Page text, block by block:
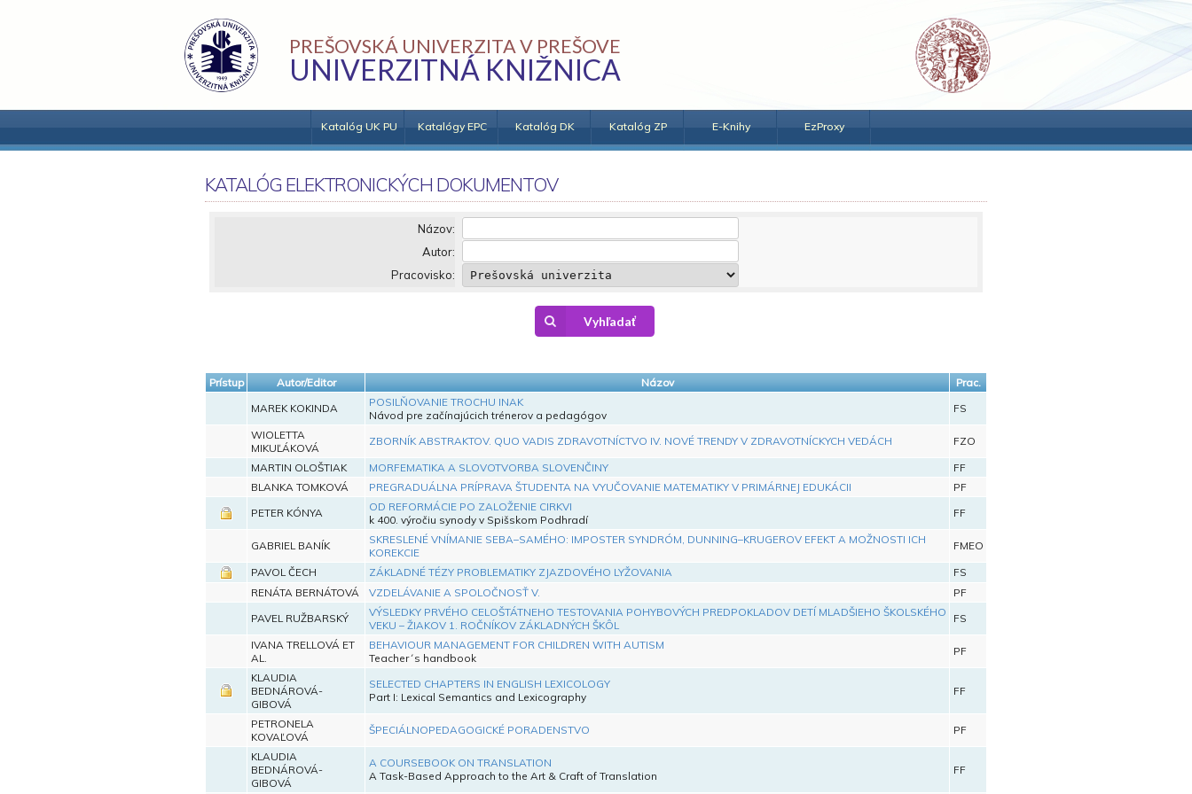
PREŠOVSKÁ UNIVERZITA V PREŠOVE
UNIVERZITNÁ KNIŽNICA
Katalóg UK PU Katalógy EPC Katalóg DK Katalóg ZP E-Knihy EzProxy
KATALÓG ELEKTRONICKÝCH DOKUMENTOV
Názov:
Autor:
Pracovisko:
Vyhľadať
Prístup Autor/Editor Názov
Prac.
MAREK KOKINDA
POSILŇOVANIE TROCHU INAK
Návod pre začínajúcich trénerov a pedagógov
FS
WIOLETTA
MIKUĽÁKOVÁ
ZBORNÍK ABSTRAKTOV. QUO VADIS ZDRAVOTNÍCTVO IV. NOVÉ TRENDY V ZDRAVOTNÍCKYCH VEDÁCH
FZO
MARTIN OLOŠTIAK
MORFEMATIKA A SLOVOTVORBA SLOVENČINY
FF
BLANKA TOMKOVÁ
PREGRADUÁLNA PRÍPRAVA ŠTUDENTA NA VYUČOVANIE MATEMATIKY V PRIMÁRNEJ EDUKÁCII
PF
PETER KÓNYA
OD REFORMÁCIE PO ZALOŽENIE CIRKVI
k 400. výročiu synody v Spišskom Podhradí
FF
GABRIEL BANÍK
SKRESLENÉ VNÍMANIE SEBA–SAMÉHO: IMPOSTER SYNDRÓM, DUNNING–KRUGEROV EFEKT A MOŽNOSTI ICH
KOREKCIE
FMEO
PAVOL ČECH
ZÁKLADNÉ TÉZY PROBLEMATIKY ZJAZDOVÉHO LYŽOVANIA
FS
RENÁTA BERNÁTOVÁ
VZDELÁVANIE A SPOLOČNOSŤ V.
PF
PAVEL RUŽBARSKÝ
VÝSLEDKY PRVÉHO CELOŠTÁTNEHO TESTOVANIA POHYBOVÝCH PREDPOKLADOV DETÍ MLADŠIEHO ŠKOLSKÉHO
VEKU – ŽIAKOV 1. ROČNÍKOV ZÁKLADNÝCH ŠKÔL
FS
IVANA TRELLOVÁ ET
AL.
BEHAVIOUR MANAGEMENT FOR CHILDREN WITH AUTISM
Teacher´s handbook
PF
KLAUDIA
BEDNÁROVÁ-
GIBOVÁ
SELECTED CHAPTERS IN ENGLISH LEXICOLOGY
Part I: Lexical Semantics and Lexicography
FF
PETRONELA
KOVAĽOVÁ
ŠPECIÁLNOPEDAGOGICKÉ PORADENSTVO
PF
KLAUDIA
BEDNÁROVÁ-
GIBOVÁ
A COURSEBOOK ON TRANSLATION
A Task-Based Approach to the Art & Craft of Translation
FF